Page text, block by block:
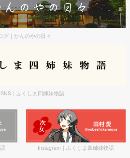
グ｜かんのやの日々
｜ふくしま四姉妹物語
Instagram｜ふくしま四姉妹物語